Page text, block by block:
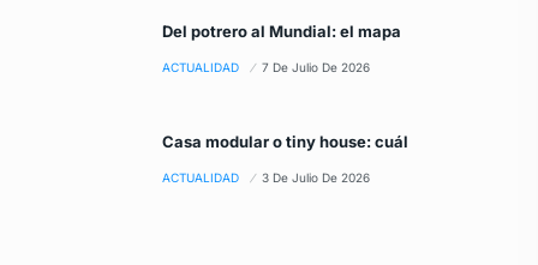
Del potrero al Mundial: el mapa
ACTUALIDAD 7 De Julio De 2026
Casa modular o tiny house: cuál
ACTUALIDAD 3 De Julio De 2026